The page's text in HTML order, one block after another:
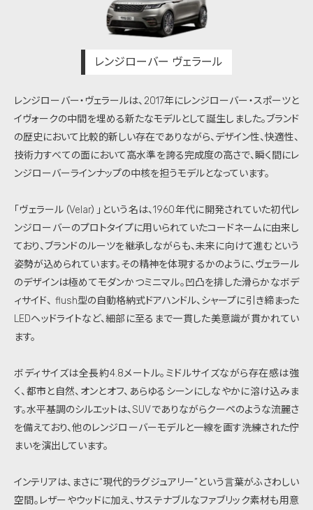
レンジローバー ヴェラール
レンジローバー・ヴェラールは、2017年にレンジローバー・スポーツと
イヴォークの中間を埋める新たなモデルとして誕生しました。ブランド
の歴史において比較的新しい存在でありながら、デザイン性、快適性、
技術力すべての面において高水準を誇る完成度の高さで、瞬く間にレ
ンジローバーラインナップの中核を担うモデルとなっています。
「ヴェラール（Velar）」という名は、1960年代に開発されていた初代レ
ンジローバーのプロトタイプに用いられていたコードネームに由来し
ており、ブランドのルーツを継承しながらも、未来に向けて進むという
姿勢が込められています。その精神を体現するかのように、ヴェラール
のデザインは極めてモダンかつミニマル。凹凸を排した滑らかなボデ
ィサイド、 flush型の自動格納式ドアハンドル、シャープに引き締まった
LEDヘッドライトなど、細部に至るまで一貫した美意識が貫かれてい
ます。
ボディサイズは全長約4.8メートル。ミドルサイズながら存在感は強
く、都市と自然、オンとオフ、あらゆるシーンにしなやかに溶け込みま
す。水平基調のシルエットは、SUVでありながらクーペのような流麗さ
を備えており、他のレンジローバーモデルと一線を画す洗練された佇
まいを演出しています。
インテリアは、まさに“現代的ラグジュアリー”という言葉がふさわしい
空間。レザーやウッドに加え、サステナブルなファブリック素材も用意